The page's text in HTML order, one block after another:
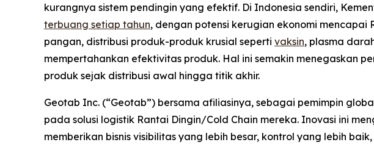
kurangnya sistem pendingin yang efektif. Di Indonesia sendiri,
terbuang setiap tahun, dengan potensi kerugian ekonomi
pangan, distribusi produk-produk krusial seperti vaksin, plasma
mempertahankan efektivitas produk. Hal ini semakin menegaskan
produk sejak distribusi awal hingga titik akhir.
Geotab Inc. (“Geotab”) bersama afiliasinya, sebagai pemimpin
pada solusi logistik Rantai Dingin/Cold Chain mereka. Inovasi ini
memberikan bisnis visibilitas yang lebih besar, kontrol yang lebih